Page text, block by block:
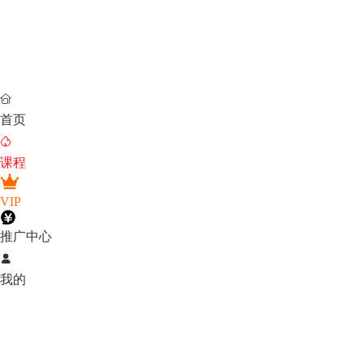

首页

课程
VIP
推广中心

我的